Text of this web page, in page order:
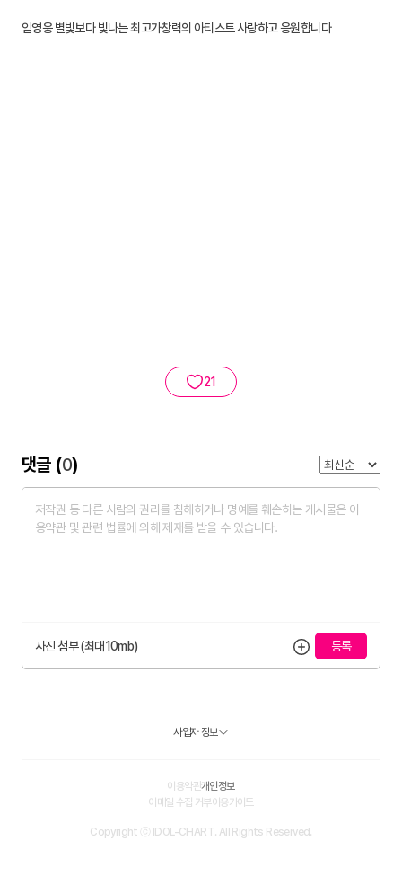
임영웅 별빛보다 빛나는 최고가창력의 아티스트 사랑하고 응원합니다
21
댓글 (0)
사진 첨부 (최대10mb)
사업자 정보
이용약관개인정보
이메일 수집 거부이용가이드
Copyright ⓒ IDOL-CHART. All Rights Reserved.